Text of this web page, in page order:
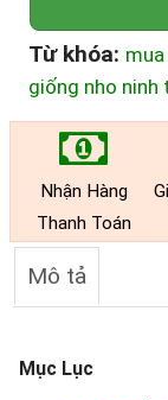
Từ khóa:
giống nho ninh
Nhận Hàng
Thanh Toán
Mô tả
Mục Lục